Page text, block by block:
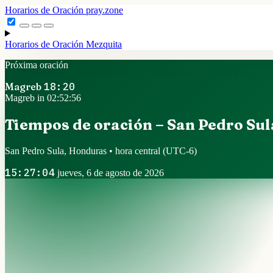
Horarios de Oración pray.zone
Horarios de Oración Mezquita
Próxima oración
Magreb 18:20
Magreb in 02:52:56
Tiempos de oración – San Pedro
San Pedro Sula, Honduras • hora central (UTC-6)
15:27:04 jueves, 6 de agosto de 2026